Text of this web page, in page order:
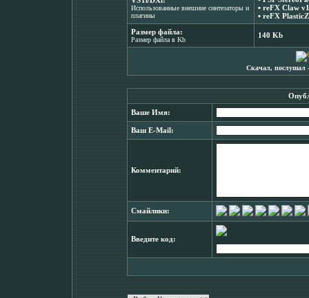
Использованные внешние синтезаторы и
плагины
▪ reFX Claw
▪ reFX
Размер файла:
Размер файла в Kb
140 Kb
Скачал, послушал
Ваше Имя:
Ваш E-Mail:
Комментарий:
Смайлики:
Введите код: